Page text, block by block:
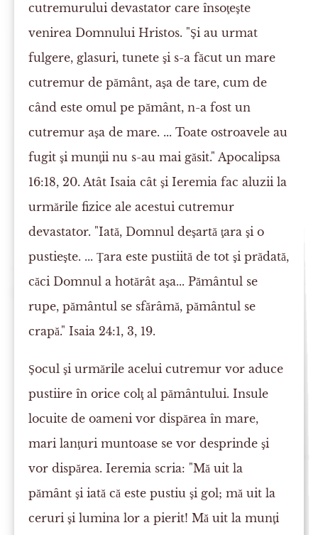
cutremurului devastator care însoţeşte
venirea Domnului Hristos. "Şi au urmat
fulgere, glasuri, tunete şi s-a făcut un mare
cutremur de pământ, aşa de tare, cum de
când este omul pe pământ, n-a fost un
cutremur aşa de mare. ... Toate ostroavele au
fugit şi munţii nu s-au mai găsit." Apocalipsa
16:18, 20. Atât Isaia cât şi Ieremia fac aluzii la
urmările fizice ale acestui cutremur
devastator. "Iată, Domnul deşartă ţara şi o
pustieşte. ... Ţara este pustiită de tot şi prădată,
căci Domnul a hotărât aşa... Pământul se
rupe, pământul se sfărâmă, pământul se
crapă." Isaia 24:1, 3, 19.
Şocul şi urmările acelui cutremur vor aduce
pustiire în orice colţ al pământului. Insule
locuite de oameni vor dispărea în mare,
mari lanţuri muntoase se vor desprinde şi
vor dispărea. Ieremia scria: "Mă uit la
pământ şi iată că este pustiu şi gol; mă uit la
ceruri şi lumina lor a pierit! Mă uit la munţi